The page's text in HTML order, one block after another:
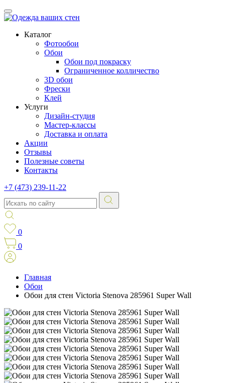
Каталог
Фотообои
Обои
Обои под покраску
Ограниченное колличество
3D обои
Фрески
Клей
Услуги
Дизайн-студия
Мастер-классы
Доставка и оплата
Акции
Отзывы
Полезные советы
Контакты
+7 (473) 239-11-22
0
0
Главная
Обои
Обои для стен Victoria Stenova 285961 Super Wall